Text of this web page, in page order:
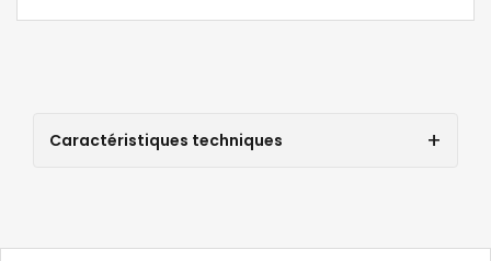
Caractéristiques techniques